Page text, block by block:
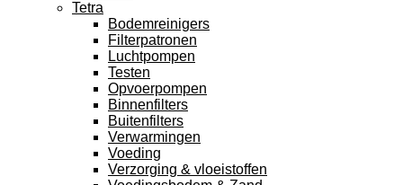
Tetra
Bodemreinigers
Filterpatronen
Luchtpompen
Testen
Opvoerpompen
Binnenfilters
Buitenfilters
Verwarmingen
Voeding
Verzorging & vloeistoffen